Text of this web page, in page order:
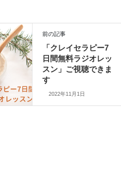
前の記事
「クレイセラピー7
日間無料ラジオレッ
スン」ご視聴できま
す
2022年11月1日